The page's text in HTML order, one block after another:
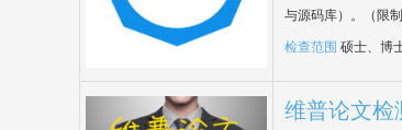
与源码库）。（限
检查范围 硕士、博
维普论文检